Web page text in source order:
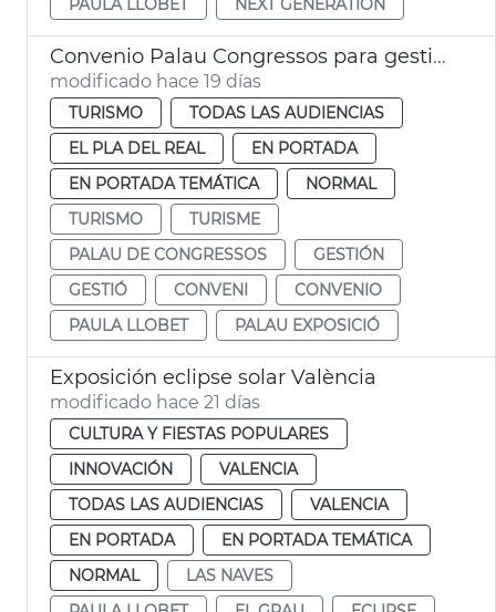
Convenio Palau Congressos para gestión Palau Exposició
modificado hace 19 días
TURISMO
TODAS LAS AUDIENCIAS
EL PLA DEL REAL
EN PORTADA
EN PORTADA TEMÁTICA
NORMAL
TURISMO
TURISME
PALAU DE CONGRESSOS
GESTIÓN
GESTIÓ
CONVENI
CONVENIO
PAULA LLOBET
PALAU EXPOSICIÓ
Exposición eclipse solar València
modificado hace 21 días
CULTURA Y FIESTAS POPULARES
INNOVACIÓN
VALENCIA
TODAS LAS AUDIENCIAS
VALENCIA
EN PORTADA
EN PORTADA TEMÁTICA
NORMAL
LAS NAVES